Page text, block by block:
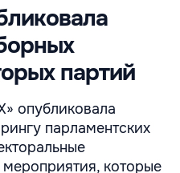
партий
опубликовала
парламентских
которые